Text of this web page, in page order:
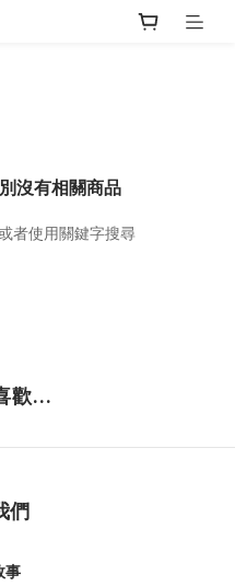
沒有相關商品
者使用關鍵字搜尋
歡...
們
事